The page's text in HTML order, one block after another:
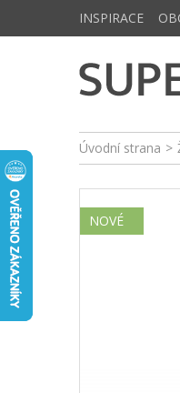
Úvodní strana >
NOVÉ
INSPIRACE